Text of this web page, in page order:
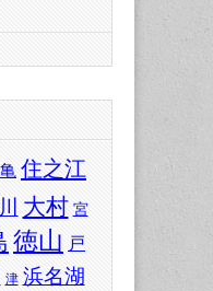
住之江
大村 宮
徳山 戸
津 浜名湖